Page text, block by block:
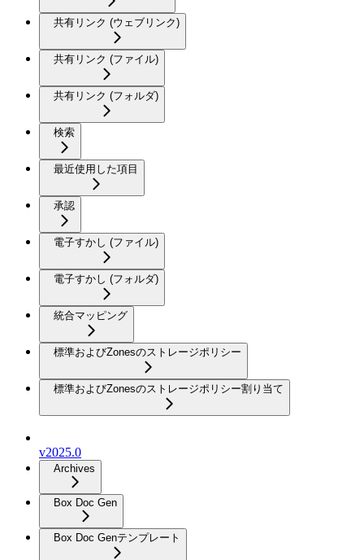
共有リンク (ウェブリンク)
共有リンク (ファイル)
共有リンク (フォルダ)
検索
最近使用した項目
承認
電子すかし (ファイル)
電子すかし (フォルダ)
統合マッピング
標準およびZonesのストレージポリシー
標準およびZonesのストレージポリシー割り当て
v2025.0
Archives
Box Doc Gen
Box Doc Genテンプレート